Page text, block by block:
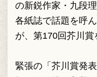
の新鋭作家・九段理
各紙誌で話題を呼
が、第170回芥川賞
緊張の「芥川賞発表